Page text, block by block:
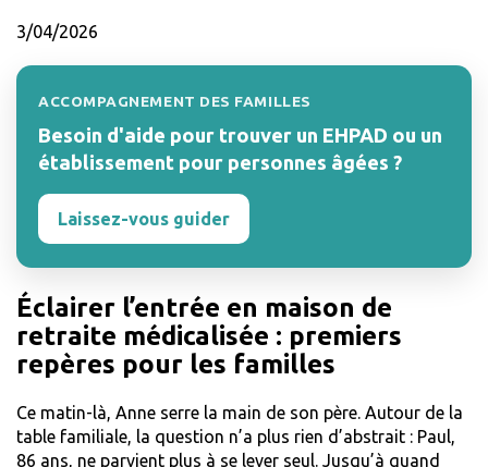
3/04/2026
ACCOMPAGNEMENT DES FAMILLES
Besoin d'aide pour trouver un EHPAD ou un
établissement pour personnes âgées ?
Laissez-vous guider
Éclairer l’entrée en maison de
retraite médicalisée : premiers
repères pour les familles
Ce matin-là, Anne serre la main de son père. Autour de la
table familiale, la question n’a plus rien d’abstrait : Paul,
86 ans, ne parvient plus à se lever seul. Jusqu’à quand